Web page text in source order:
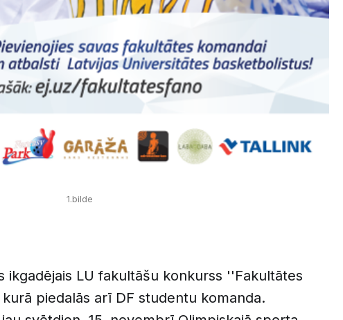
1.bilde
ikgadējais LU fakultāšu konkurss ''Fakultātes
piedalās arī DF studentu komanda.